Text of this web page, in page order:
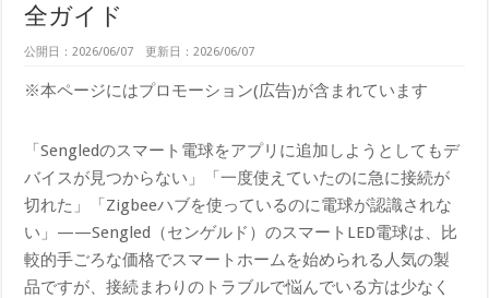
全ガイド
公開日：2026/06/07 更新日：2026/06/07
※本ページにはプロモーション(広告)が含まれています
「Sengledのスマート電球をアプリに追加しようとしてもデ
バイスが見つからない」「一度使えていたのに急に接続が
切れた」「Zigbeeハブを使っているのに電球が認識されな
い」——Sengled（センゲルド）のスマートLED電球は、比
較的手ごろな価格でスマートホームを始められる人気の製
品ですが、接続まわりのトラブルで悩んでいる方は少なく